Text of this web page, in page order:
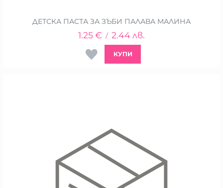
ДЕТСКА ПАСТА ЗА ЗЪБИ ПАЛАВА МАЛИНА
1.25€ / 2.44лв.
КУПИ